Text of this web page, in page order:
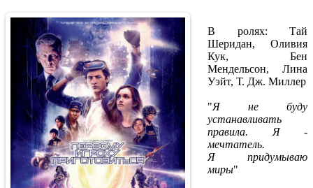
В ролях: Тай
Шеридан, Оливия
Кук, Бен
Мендельсон, Лина
Уэйт, Т. Дж. Миллер
"Я не буду
устанавливать
правила. Я -
мечтатель.
Я придумываю
миры"